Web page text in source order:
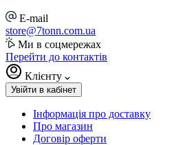
E-mail
store@7tonn.com.ua
Ми в соцмережах
Перейти до контактів
Клієнту
Увійти в кабінет
Інформація про доставку
Про магазин
Договір оферти